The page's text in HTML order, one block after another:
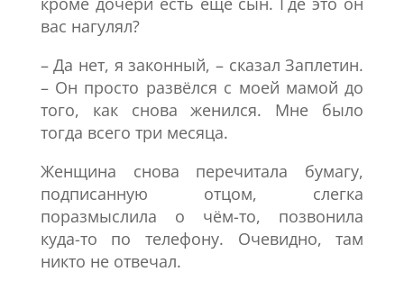
вас нагулял?
– Да нет, я законный, – сказал Заплетин.
– Он просто развёлся с моей мамой до
того, как снова женился. Мне было
тогда всего три месяца.
Женщина снова перечитала бумагу,
подписанную отцом, слегка
поразмыслила о чём-то, позвонила
куда-то по телефону. Очевидно, там
никто не отвечал.